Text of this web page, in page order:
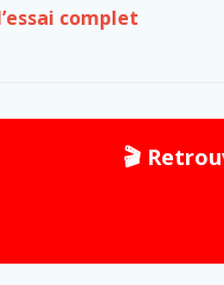
complet
🎬